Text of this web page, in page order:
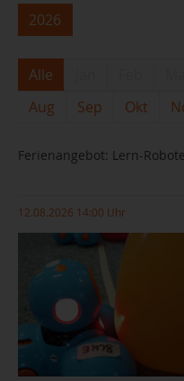
2026
Alle
Aug
Sep Okt
Ferienangebot: Lern-
12.08.2026 14:00 Uhr